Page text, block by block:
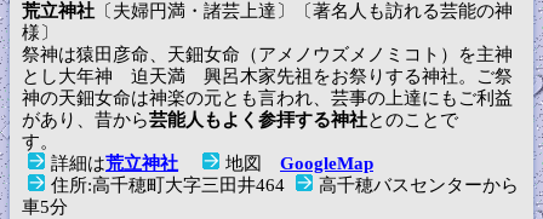
荒立神社 〔夫婦円満・諸芸上達〕〔著名人も訪れる芸能の神
様〕
祭神は猿田彦命、天鈿女命（アメノウズメノミコト）を主神
とし大年神 迫天満 興呂木家先祖をお祭りする神社。ご祭
神の天鈿女命は神楽の元とも言われ、芸事の上達にもご利益
があり、昔から芸能人もよく参拝する神社とのことで
す。
詳細は荒立神社 地図 GoogleMap
住所:高千穂町大字三田井464
高千穂バスセンターから
車5分